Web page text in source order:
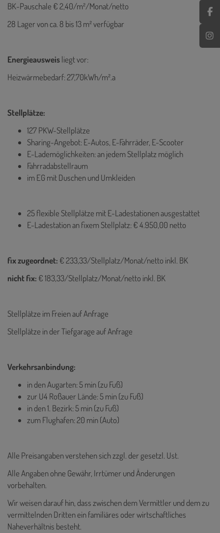
BK-Pauschale € 2,40/m²/Monat/netto
28 Lager von ca. 8 bis 13 m² verfügbar
Energieausweisliegt vor:
Heizwärmebedarf: 27,70kWh/m².a
Stellplätze:
127 PKW-Stellplätze
Sharing-Angebot: E-Autos, E-Fahrräder, E-Scooter
E-Lademöglichkeiten: an jedem Stellplatz möglich
Fahrradabstellraum
im EG mit Duschen und Umkleiden
25 flexible Stellplätze mit E-Ladestationen ausgestattet
E-Ladestation an fixem Stellplatz: € 4.950,00 netto
fix zugeordnet: € 233,33/Stellplatz/Monat/netto inkl. BK
nicht fix: € 183,33/Stellplatz/Monat/netto inkl. BK
Stellplätze im Freien auf Anfrage
Stellplätze in der Tiefgarage auf Anfrage
Verkehrsanbindung:
in den Augarten: 5 min (zu Fuß)
zur U4 Roßauer Lände: 5 min (zu Fuß)
in den 1. Bezirk: 5 min (zu Fuß)
zum Flughafen: 20 min (Auto)
Alle Preisangaben verstehen sich zzgl. der gesetzl. Ust.
Alle Angaben ohne Gewähr, Irrtümer und Änderungen
vorbehalten.
Wir weisen darauf hin, dass zwischen dem Vermittler und dem zu
vermittelnden Dritten ein familiäres oder wirtschaftliches
Naheverhältnis besteht.